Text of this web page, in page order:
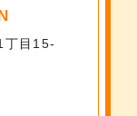
目15-